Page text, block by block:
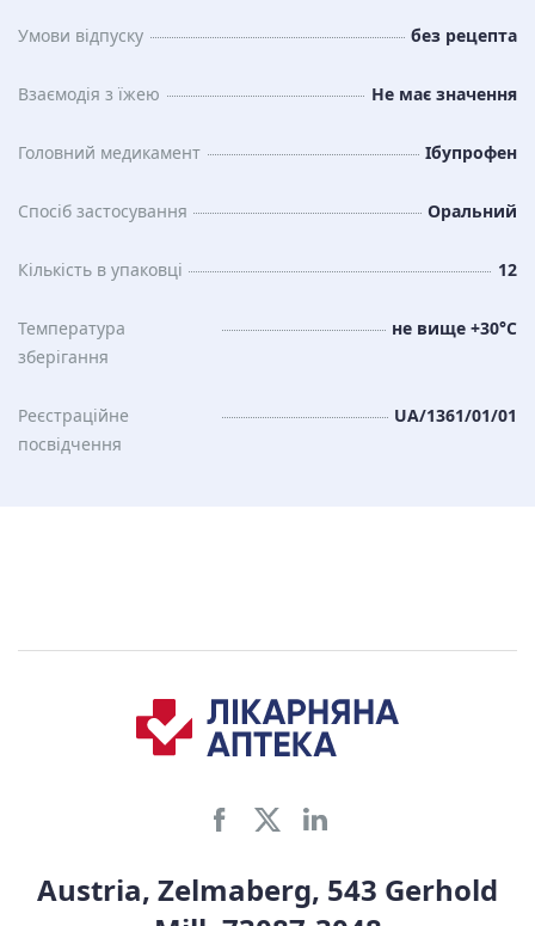
Умови відпуску без рецепта
Взаємодія з їжею Не має значення
Головний медикамент Ібупрофен
Спосіб застосування Оральний
Кількість в упаковці 12
Температура
зберiгання
не вище +30°С
Реєстраційне
посвідчення
UA/1361/01/01
Austria, Zelmaberg, 543 Gerhold